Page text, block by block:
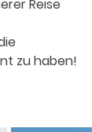
Reise
zu haben!